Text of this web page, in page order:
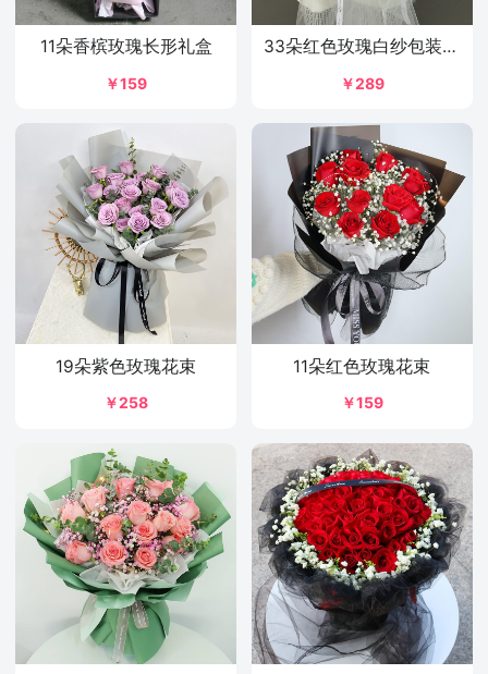
11朵香槟玫瑰长形礼盒
￥159
33朵红色玫瑰白纱包装花束
￥289
19朵紫色玫瑰花束
￥258
11朵红色玫瑰花束
￥159